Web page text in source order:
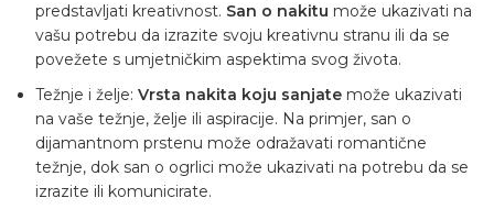
predstavljati kreativnost. San o nakitu može ukazivati na
vašu potrebu da izrazite svoju kreativnu stranu ili da se
povežete s umjetničkim aspektima svog života.
Težnje i želje: Vrsta nakita koju sanjate može ukazivati
na vaše težnje, želje ili aspiracije. Na primjer, san o
dijamantnom prstenu može odražavati romantične
težnje, dok san o ogrlici može ukazivati na potrebu da se
izrazite ili komunicirate.